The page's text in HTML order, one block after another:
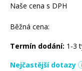
Naše cena s DPH
Běžná cena:
Termín dodání: 1-3
Nejčastější dotazy